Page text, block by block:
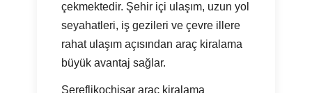
çekmektedir. Şehir içi ulaşım, uzun yol
seyahatleri, iş gezileri ve çevre illere
rahat ulaşım açısından araç kiralama
büyük avantaj sağlar.
Şereflikoçhisar araç kiralama